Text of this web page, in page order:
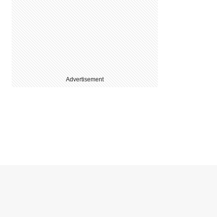
Advertisement